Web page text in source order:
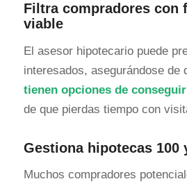
Filtra compradores con
viable
El asesor hipotecario puede
interesados, asegurándose de
tienen opciones de
de que pierdas tiempo con
Gestiona hipotecas 100
Muchos compradores